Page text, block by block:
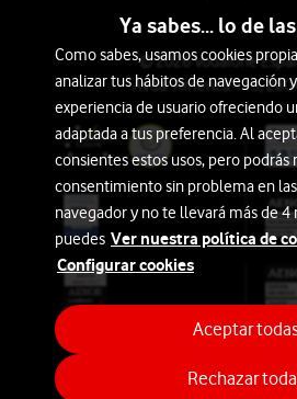
© 2026 Vodafone
Avda. América 115,
Ya sabes... lo de
Como sabes, usamos cookies
analizar tus hábitos de navegación
experiencia de usuario ofreciendo
adaptada a tus preferencia. Al
consientes estos usos, pero podrás
consentimiento sin problema en
navegador y no te llevará más de 4
puedes Ver nuestra política de
Configurar cookies
Rechazar
Aceptar